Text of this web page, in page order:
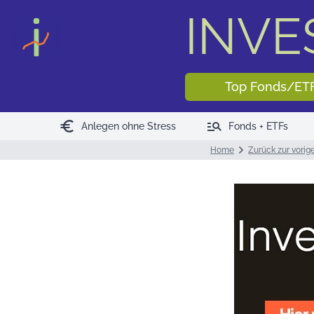
Top Fonds/
euro Anlegen ohne Stress manage_search Fonds + ETFs
Home Zurück zur